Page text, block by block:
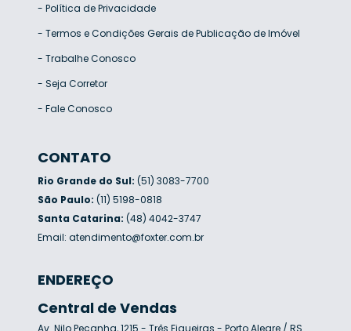
- Política de Privacidade
- Termos e Condições Gerais de Publicação de Imóvel
- Trabalhe Conosco
- Seja Corretor
- Fale Conosco
CONTATO
Rio Grande do Sul: (51) 3083-7700
São Paulo: (11) 5198-0818
Santa Catarina: (48) 4042-3747
Email: atendimento@foxter.com.br
ENDEREÇO
Central de Vendas
Av. Nilo Peçanha, 1215 - Três Figueiras - Porto Alegre / RS